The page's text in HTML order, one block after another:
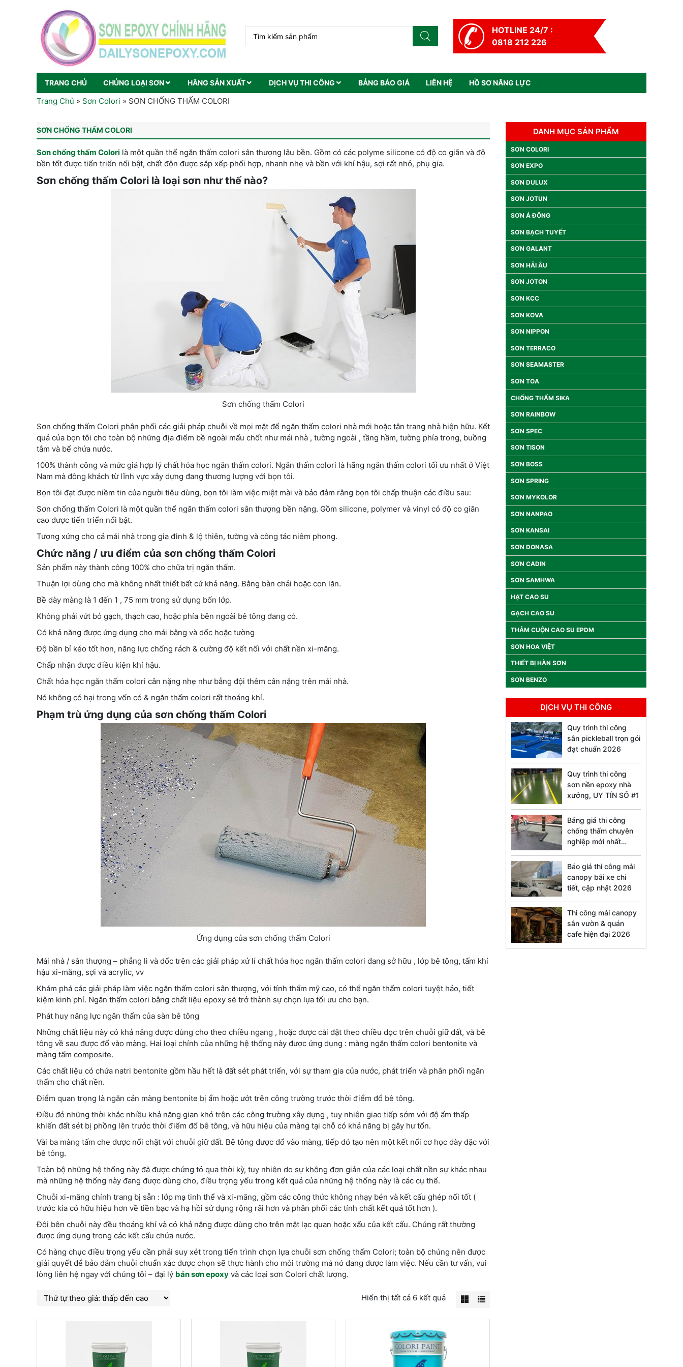
HOTLINE 24/7 :
0818 212 226
TRANG CHỦ CHỦNG LOẠI SƠN HÃNG SẢN XUẤT DỊCH VỤ THI CÔNG BẢNG BÁO GIÁ LIÊN HỆ HỒ SƠ NĂNG LỰC
Trang Chủ » Sơn Colori » SƠN CHỐNG THẤM COLORI
SƠN CHỐNG THẤM COLORI
Sơn chống thấm Colori là một quần thể ngăn thấm colori sân thượng lâu bền. Gồm có các polyme silicone có độ co giãn và độ
bền tốt được tiến triển nổi bật, chất độn được sắp xếp phối hợp, nhanh nhẹ và bền với khí hậu, sợi rất nhỏ, phụ gia.
Sơn chống thấm Colori là loại sơn như thế nào?
Sơn chống thấm Colori
Sơn chống thấm Colori phân phối các giải pháp chuỗi về mọi mặt để ngăn thấm colori nhà mới hoặc tân trang nhà hiện hữu. Kết
quả của bọn tôi cho toàn bộ những địa điểm bề ngoài mấu chốt như mái nhà , tường ngoài , tầng hầm, tường phía trong, buồng
tắm và bể chứa nước.
100% thành công và mức giá hợp lý chất hóa học ngăn thấm colori. Ngăn thấm colori là hãng ngăn thấm colori tối ưu nhất ở Việt
Nam mà đông khách từ lĩnh vực xây dựng đang thương lượng với bọn tôi.
Bọn tôi đạt được niềm tin của người tiêu dùng, bọn tôi làm việc miệt mài và bảo đảm rằng bọn tôi chấp thuận các điều sau:
Sơn chống thấm Colori là một quần thể ngăn thấm colori sân thượng bền nặng. Gồm silicone, polymer và vinyl có độ co giãn
cao được tiến triển nổi bật.
Tương xứng cho cả mái nhà trong gia đình & lộ thiên, tường và công tác niêm phong.
Chức năng / ưu điểm của sơn chống thấm Colori
Sản phẩm này thành công 100% cho chữa trị ngăn thấm.
Thuận lợi dùng cho mà không nhất thiết bất cứ khả năng. Bằng bàn chải hoặc con lăn.
Bề dày màng là 1 đến 1 , 75 mm trong sử dụng bốn lớp.
Không phải vứt bỏ gạch, thạch cao, hoặc phía bên ngoài bê tông đang có.
Có khả năng được ứng dụng cho mái bằng và dốc hoặc tường
Độ bền bỉ kéo tốt hơn, năng lực chống rách & cường độ kết nối với chất nền xi-măng.
Chấp nhận được điều kiện khí hậu.
Chất hóa học ngăn thấm colori cân nặng nhẹ như bẫng đội thêm cân nặng trên mái nhà.
Nó không có hại trong vốn có & ngăn thấm colori rất thoáng khí.
Phạm trù ứng dụng của sơn chống thấm Colori
Ứng dụng của sơn chống thấm Colori
Mái nhà / sân thượng – phẳng lì và dốc trên các giải pháp xử lí chất hóa học ngăn thấm colori đang sở hữu , lớp bê tông, tấm khí
hậu xi-măng, sợi và acrylic, vv
Khám phá các giải pháp làm việc ngăn thấm colori sân thượng, với tính thẩm mỹ cao, có thể ngăn thấm colori tuyệt hảo, tiết
kiệm kinh phí. Ngăn thấm colori bằng chất liệu epoxy sẽ trở thành sự chọn lựa tối ưu cho bạn.
Phát huy năng lực ngăn thấm của sàn bê tông
Những chất liệu này có khả năng được dùng cho theo chiều ngang , hoặc được cài đặt theo chiều dọc trên chuỗi giữ đất, và bê
tông về sau được đổ vào màng. Hai loại chính của những hệ thống này được ứng dụng : màng ngăn thấm colori bentonite và
màng tấm composite.
Các chất liệu có chứa natri bentonite gồm hầu hết là đất sét phát triển, với sự tham gia của nước, phát triển và phân phối ngăn
thấm cho chất nền.
Điểm quan trọng là ngăn cản màng bentonite bị ẩm hoặc ướt trên công trường trước thời điểm đổ bê tông.
Điều đó những thời khắc nhiều khả năng gian khó trên các công trường xây dựng , tuy nhiên giao tiếp sớm với độ ẩm thấp
khiến đất sét bị phồng lên trước thời điểm đổ bê tông, và hữu hiệu của màng tại chỗ có khả năng bị gây hư tổn.
Vài ba màng tấm che được nối chặt với chuỗi giữ đất. Bê tông được đổ vào màng, tiếp đó tạo nên một kết nối cơ học dày đặc với
bê tông.
Toàn bộ những hệ thống này đã được chứng tỏ qua thời kỳ, tuy nhiên do sự không đơn giản của các loại chất nền sự khác nhau
mà những hệ thống này đang được dùng cho, điều trọng yếu trong kết quả của những hệ thống này là các cụ thể.
Chuỗi xi-măng chính trang bị sẵn : lớp mạ tinh thể và xi-măng, gồm các công thức không nhạy bén và kết cấu ghép nối tốt (
trước kia có hữu hiệu hơn về tiền bạc và hạ hồi sử dụng rộng rãi hơn và phân phối các tính chất kết quả tốt hơn ).
Đôi bên chuỗi này đều thoáng khí và có khả năng được dùng cho trên mặt lạc quan hoặc xấu của kết cấu. Chúng rất thường
được ứng dụng trong các kết cấu chứa nước.
Có hàng chục điều trọng yếu cần phải suy xét trong tiến trình chọn lựa chuỗi sơn chống thấm Colori; toàn bộ chúng nên được
giải quyết để bảo đảm chuỗi chuẩn xác được chọn sẽ thực hành cho môi trường mà nó đang được làm việc. Nếu cần tư vấn, vui
lòng liên hệ ngay với chúng tôi – đại lý bán sơn epoxy và các loại sơn Colori chất lượng.
Hiển thị tất cả 6 kết quả
DANH MỤC SẢN PHẨM
SƠN COLORI
SƠN EXPO
SƠN DULUX
SƠN JOTUN
SƠN Á ĐÔNG
SƠN BẠCH TUYẾT
SƠN GALANT
SƠN HẢI ÂU
SƠN JOTON
SƠN KCC
SƠN KOVA
SƠN NIPPON
SƠN TERRACO
SƠN SEAMASTER
SƠN TOA
CHỐNG THẤM SIKA
SƠN RAINBOW
SƠN SPEC
SƠN TISON
SƠN BOSS
SƠN SPRING
SƠN MYKOLOR
SƠN NANPAO
SƠN KANSAI
SƠN DONASA
SƠN CADIN
SƠN SAMHWA
HẠT CAO SU
GẠCH CAO SU
THẢM CUỘN CAO SU EPDM
SƠN HOA VIỆT
THIẾT BỊ HÀN SƠN
SƠN BENZO
DỊCH VỤ THI CÔNG
Quy trình thi công
sân pickleball trọn gói
đạt chuẩn 2026
Quy trình thi công
sơn nền epoxy nhà
xưởng, UY TÍN SỐ #1
Bảng giá thi công
chống thấm chuyên
nghiệp mới nhất
Báo giá thi công mái
canopy bãi xe chi
tiết, cập nhật 2026
Thi công mái canopy
sân vườn & quán
cafe hiện đại 2026